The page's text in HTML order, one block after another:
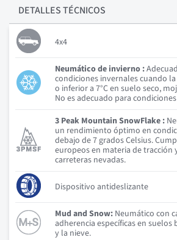
DETALLESTÉCNICOS
4x4
Neumático de invierno :
condiciones invernales cuando
o inferior a 7°C en suelo seco,
No es adecuado para
3 Peak Mountain SnowFlake :
un rendimiento óptimo en
debajo de 7 grados Celsius.
europeos en materia de tracción
carreteras nevadas.
Dispositivo antideslizante
Mud and Snow: Neumático con
adherencia específicas en
y la nieve.